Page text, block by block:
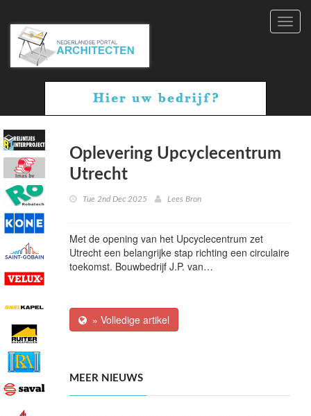
Oplevering Upcyclecentrum
Utrecht
Tue 2nd Dec 2025 Lees Bron
Met de opening van het Upcyclecentrum zet
Utrecht een belangrijke stap richting een circulaire
toekomst. Bouwbedrijf J.P. van…
» Volledige artikel
MEER NIEUWS